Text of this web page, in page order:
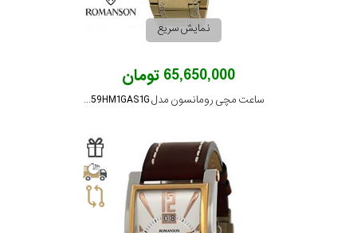
نمایش سریع
65,650,000 تومان
ساعت مچی رومانسون مدل TM3259HM1GAS1G